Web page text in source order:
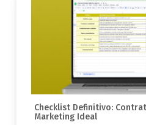
Checklist Definitivo:
Marketing Ideal